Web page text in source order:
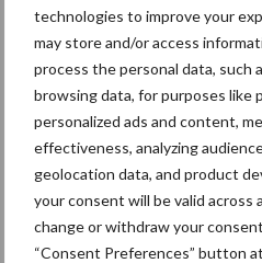
technologies to improve your
may store and/or access
process the personal data, such
browsing data, for purposes like
personalized ads and content,
effectiveness, analyzing
geolocation data, and product
your consent will be valid across
change or withdraw your
“Consent Preferences” button
in de
De
voor